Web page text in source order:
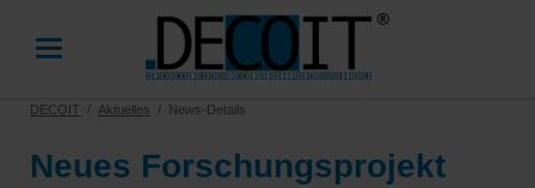
DECOIT Aktuelles News-Details
Neues Forschungsprojekt